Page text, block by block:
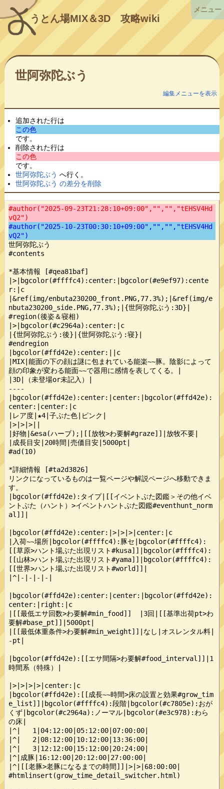
うとん場MIX＆3D攻略wiki
世阿弥陀ぶう
編集メニューを表示
追加された行は
この色
です。
削除された行は
この色
です。
世阿弥陀ぶう へ行く。
世阿弥陀ぶう の差分を削除
#author("2025-09-23T21:28:10+09:00","","","tEHSV4Hd
vQ2")
#author("2025-10-23T00:30:10+09:00","","","tEHSV4Hd
vQ2")
世阿弥陀ぶう
#contents
*基本情報 [#qea81baf]
|>|bgcolor(#ffffc4):center:|bgcolor(#e9ef97):cente
r:|c
|&ref(img/enbuta230200_front.PNG,77.3%);|&ref(img/e
nbuta230200_side.PNG,77.3%);|{世阿弥陀ぶう:3D}|
#region(後姿＆寝相)
|>|bgcolor(#c2964a):center:|c
|{世阿弥陀ぶう:後}|{世阿弥陀ぶう:寝}|
#endregion
|bgcolor(#ffd42e):center:||c
|MIX|能面の下の顔は謎に包まれている能楽~~豚。陰影によって
顔の印象が変わる能面~~で器用に感情を表してくる。|
|3D|（未登場or未記入）|
----
|bgcolor(#ffd42e):center:|center:|bgcolor(#ffd42e):
center:|center:|c
|レア度|★4|子ぶた色|ピンク|
|>|>|>||
|好物|&esa(ハーブ);|[[放牧>わ要解#graze]]|放牧不要|
|成長目安|20時間|売価目安|5000pt|
#ad(10)
*詳細情報 [#ta2d3826]
リンクになっているものは一覧ページや解説ページへ移動できま
す。
|bgcolor(#ffd42e):タイプ|[[イベントぶた図鑑＞その他イベ
ントぶた（ハント）>イベントハントぶた図鑑#eventhunt_norm
al]]|
|bgcolor(#ffd42e):center:|>|>|>|center:|c
|入荷~~場所|bgcolor(#ffffc4):豚セ|bgcolor(#ffffc4):
[[草原>ハント場ぶた出現リスト#kusa]]|bgcolor(#ffffc4):
[[山林>ハント場ぶた出現リスト#yama]]|bgcolor(#ffffc4):
[[世界>ハント場ぶた出現リスト#world]]|
|^|‐|‐|‐|‐|
|bgcolor(#ffd42e):center:|center:|bgcolor(#ffd42e):
center:|right:|c
|[[最低エサ回数>わ要解#min_food]]  |3回|[[基準出荷pt>わ
要解#base_pt]]|5000pt|
|[[最低体重条件>わ要解#min_weight]]|なし|オスレンタル料|
-pt|
|bgcolor(#ffd42e):[[エサ間隔>わ要解#food_interval]]|1
時間系（特殊）|
|>|>|>|>|center:|c
|bgcolor(#ffd42e):[[成長~~時間>床の設置と効果#grow_tim
e_list]]|bgcolor(#ffffc4):段階|bgcolor(#c7805e):おが
くず|bgcolor(#c2964a):ノーマル|bgcolor(#e3c978):わら
の床|
|^|   1|04:12:00|05:12:00|07:00:00|
|^|   2|08:12:00|10:12:00|13:36:00|
|^|   3|12:12:00|15:12:00|20:24:00|
|^|成豚|16:12:00|20:12:00|27:00:00|
|^|[[老豚>老豚になるまでの時間]]|>|>|68:00:00|
#htmlinsert(grow_time_detail_switcher.html)
メニュー